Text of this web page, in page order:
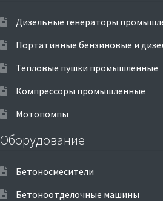
Дизельные генераторы
Портативные бензиновые и
Тепловые пушки промышленные
Компрессоры промышленные
Мотопомпы
Оборудование
Бетоносмесители
Бетоноотделочные машины